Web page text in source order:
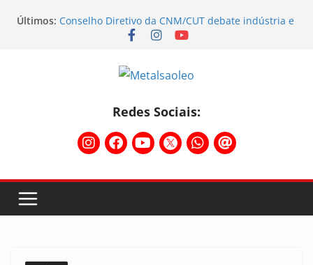
Últimos: Conselho Diretivo da CNM/CUT debate indústria e
mobilização dos metalúrgicos
Assembleia na Taurus – Campanha salarial
salarial e mostra a força da categoria que exige
Nota de repúdio
Redes Sociais: